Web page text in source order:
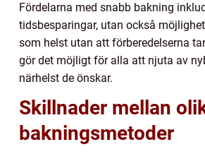
Fördelarna med snabb bakning
tidsbesparingar, utan också
som helst utan att förberedelserna
gör det möjligt för alla att njuta av
närhelst de önskar.
Skillnader mellan
bakningsmetoder